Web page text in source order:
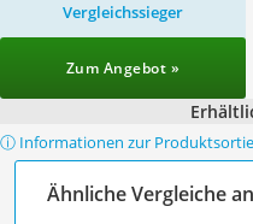
Vergleichssieger
Zum Angebot »
ⓘ Informationen zur
Ähnliche Vergleiche